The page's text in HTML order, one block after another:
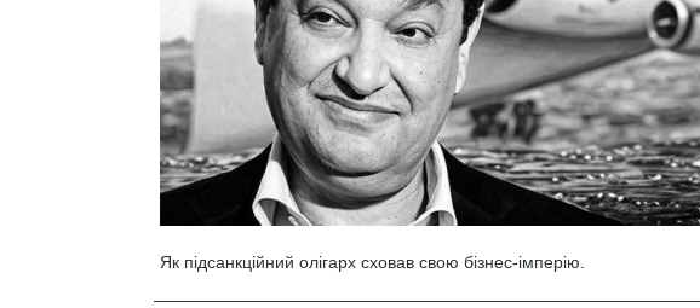
Як підсанкційний олігарх сховав свою бізнес-імперію.